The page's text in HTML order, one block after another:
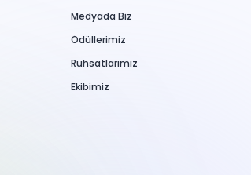
Medyada Biz
Ödüllerimiz
Ruhsatlarımız
Ekibimiz